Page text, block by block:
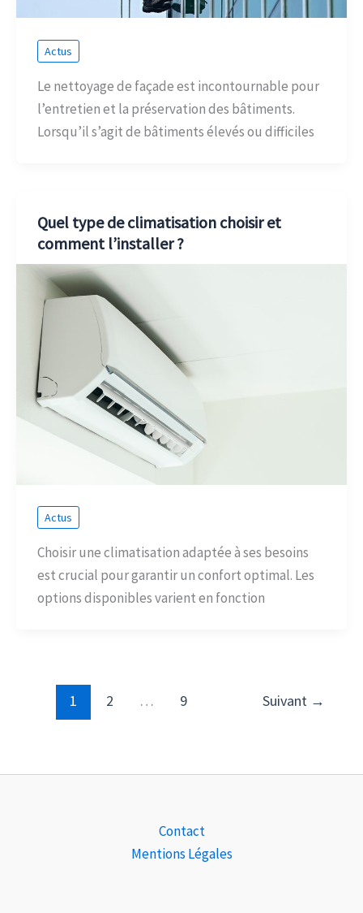
Actus
Le nettoyage de façade est incontournable pour
l’entretien et la préservation des bâtiments.
Lorsqu’il s’agit de bâtiments élevés ou difficiles
Quel type de climatisation choisir et
comment l’installer ?
Actus
Choisir une climatisation adaptée à ses besoins
est crucial pour garantir un confort optimal. Les
options disponibles varient en fonction
1 2 … 9 Suivant →
Contact
Mentions Légales